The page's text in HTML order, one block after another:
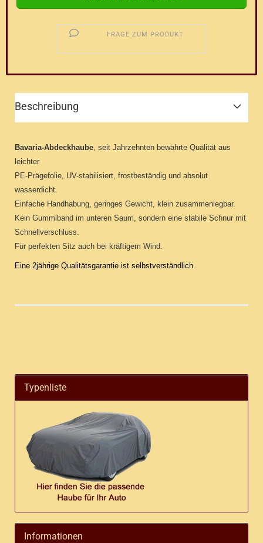
FRAGE ZUM PRODUKT
Beschreibung
Bavaria-Abdeckhaube, seit Jahrzehnten bewährte Qualität aus
leichter
PE-Prägefolie, UV-stabilisiert, frostbeständig und absolut
wasserdicht.
Einfache Handhabung, geringes Gewicht, klein zusammenlegbar.
Kein Gummiband im unteren Saum, sondern eine stabile Schnur mit
Schnellverschluss.
Für perfekten Sitz auch bei kräftigem Wind.
Eine 2jährige Qualitätsgarantie ist selbstverständlich.
Typenliste
Informationen